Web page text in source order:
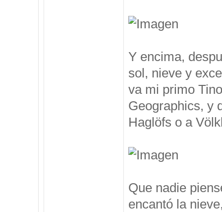
Y encima,
sol, nieve y
va mi primo
Geographics, y
Haglöfs o a
Que nadie
encantó la